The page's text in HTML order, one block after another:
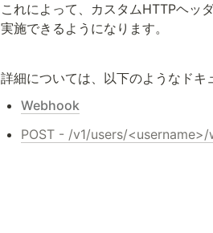
これによって、カスタムHTTPヘッ
実施できるようになります。
詳細については、以下のようなドキ
Webhook
POST - /v1/users/